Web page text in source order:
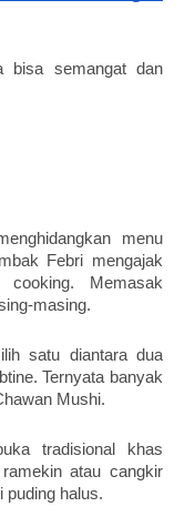
bisa semangat dan
menu
Febri mengajak
Memasak
masing.
satu diantara dua
Ternyata banyak
Mushi.
tradisional khas
atau cangkir
puding halus.